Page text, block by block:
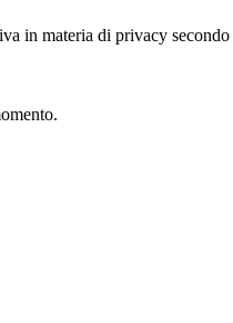
in materia di privacy